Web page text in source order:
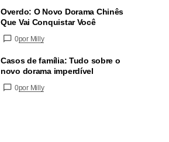
Overdo: O Novo Dorama Chinês
Que Vai Conquistar Você
0por Milly
Casos de família: Tudo sobre o
novo dorama imperdível
0por Milly